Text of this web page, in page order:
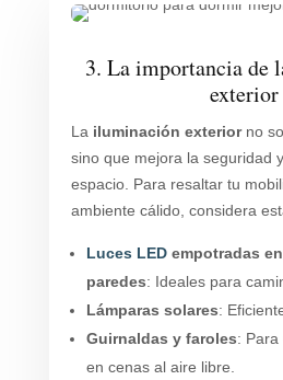
3. La importancia de
exterior
La iluminación exteriorno
sino que mejora la seguridad
espacio. Para resaltar tu
ambiente cálido, considera
Luces LEDempotradas
paredes: Ideales para
Lámparas solares:
Guirnaldas y faroles:
en cenas al aire libre.